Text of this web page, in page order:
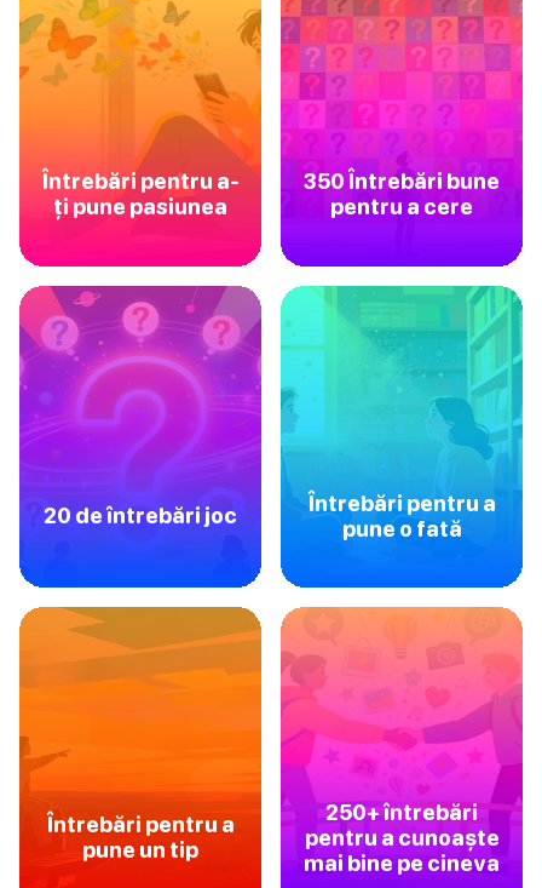
Întrebări pentru a-
ți pune pasiunea
350 Întrebări bune
pentru a cere
20 de întrebări joc
Întrebări pentru a
pune o fată
Întrebări pentru a
pune un tip
250+ întrebări
pentru a cunoaște
mai bine pe cineva